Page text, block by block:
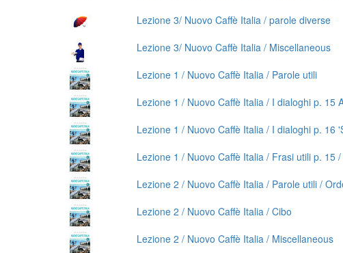
Lezione 3/ Nuovo Caffè Italia / parole diverse
Lezione 3/ Nuovo Caffè Italia / Miscellaneous
Lezione 1 / Nuovo Caffè Italia / Parole utili
Lezione 1 / Nuovo Caffè Italia / I dialoghi p. 15
Lezione 1 / Nuovo Caffè Italia / I dialoghi p. 16
Lezione 1 / Nuovo Caffè Italia / Frasi utili p. 15
Lezione 2 / Nuovo Caffè Italia / Parole utili /
Lezione 2 / Nuovo Caffè Italia / Cibo
Lezione 2 / Nuovo Caffè Italia / Miscellaneous